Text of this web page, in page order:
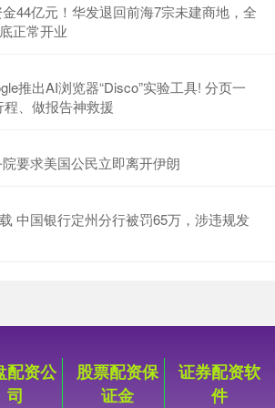
44亿元！华发退回前海7宗未建商地，全
正常开业
推出AI浏览器“Disco”实验工具! 分页一
程、做报告神救援
要求美国公民立即离开伊朗
中国银行定州分行被罚65万，涉违规发
配资公
司
股票配资保
证金
证券配资软
件